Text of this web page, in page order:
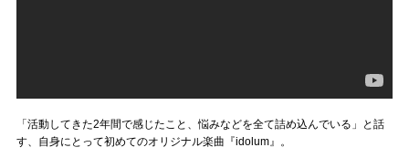
「活動してきた2年間で感じたこと、悩みなどを全て詰め込んでいる」と話
す、自身にとって初めてのオリジナル楽曲『idolum』。